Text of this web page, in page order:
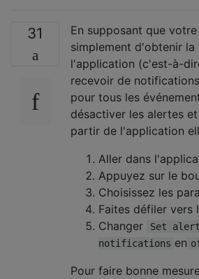
31
En supposant que
simplement d'obtenir la
l'application (c'est-à-
recevoir de
pour tous les
désactiver les alertes
partir de l'application
Aller dans
Appuyez sur le
Choisissez les
Faites défiler vers
Changer
Set
notifications en
Pour faire bonne